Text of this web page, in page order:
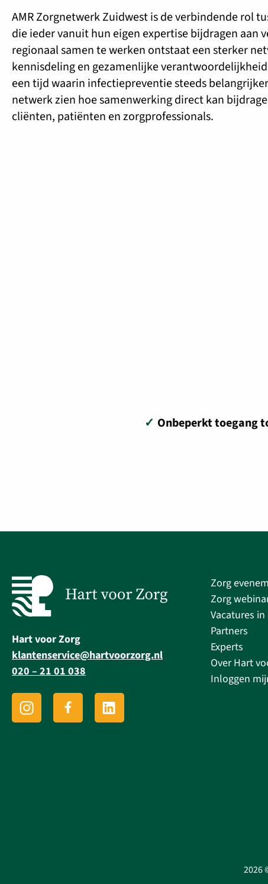
AMR Zorgnetwerk Zuidwest is de verbindende rol
die ieder vanuit hun eigen expertise bijdragen aan
regionaal samen te werken ontstaat een sterker
kennisdeling en gezamenlijke
een tijd waarin infectiepreventie steeds
netwerk zien hoe samenwerking direct kan
cliënten, patiënten en zorgprofessionals.
✓ Onbeperkt toegang
Hart voor Zorg
klantenservice@hartvoorzorg.nl
020 – 21 01 038
Zorg
Zorg
Vacatures
Partners
Experts
Over Hart
Inloggen
2026